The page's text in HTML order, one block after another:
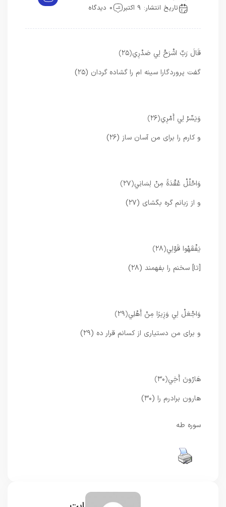
تاریخ انتشار: 9 اکتبر
0 دیدگاه
قَالَ رَبِّ اشْرَحْ لِي صَدْرِي﴿۲۵﴾
گفت پروردگارا سينه‏ ام را گشاده گردان (۲۵)
وَيَسِّرْ لِي أَمْرِي﴿۲۶﴾
و كارم را براى من آسان ساز (۲۶)
وَاحْلُلْ عُقْدَةً مِنْ لِسَانِي﴿۲۷﴾
و از زبانم گره بگشاى (۲۷)
يَفْقَهُوا قَوْلِي﴿۲۸﴾
[تا] سخنم را بفهمند (۲۸)
وَاجْعَلْ لِي وَزِيرًا مِنْ أَهْلِي﴿۲۹﴾
و براى من دستيارى از كسانم قرار ده (۲۹)
هَارُونَ أَخِي﴿۳۰﴾
هارون برادرم را (۳۰)
سوره طه